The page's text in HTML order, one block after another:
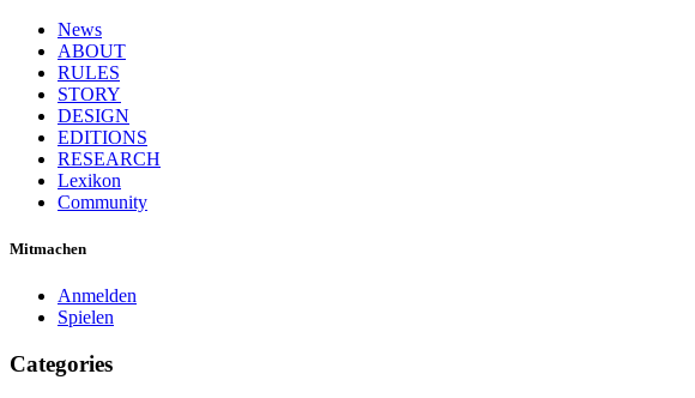
News
ABOUT
RULES
STORY
DESIGN
EDITIONS
RESEARCH
Lexikon
Community
Mitmachen
Anmelden
Spielen
Categories